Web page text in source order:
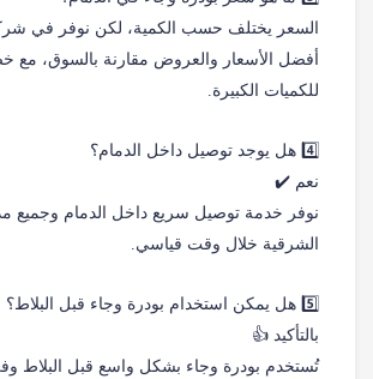
السعر يختلف حسب الكمية، لكن نوفر في
أفضل الأسعار والعروض مقارنة بالسوق،
للكميات الكبيرة.
4️⃣ هل يوجد توصيل داخل الدمام؟
نعم ✔️
نوفر خدمة توصيل سريع داخل الدمام وجميع
الشرقية خلال وقت قياسي.
5️⃣ هل يمكن استخدام بودرة وجاء قبل البلاط؟
بالتأكيد 👍
تُستخدم بودرة وجاء بشكل واسع قبل البلاط